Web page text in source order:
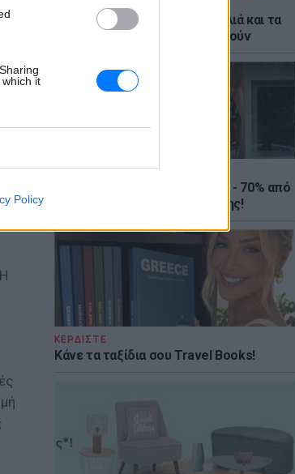
it
Policy
Ελληνικό γιαούρτι: Μία κουταλιά και τα
scrambled eggs θα απογειωθούν
ΚΕΡΔΙΣΤΕ
Καλοκαιρινές εκπτώσεις έως - 70% από
τα μεγαλύτερα eshops ένδυσης!
ΚΕΡΔΙΣΤΕ
Κάνε τα ταξίδια σου Travel Books!